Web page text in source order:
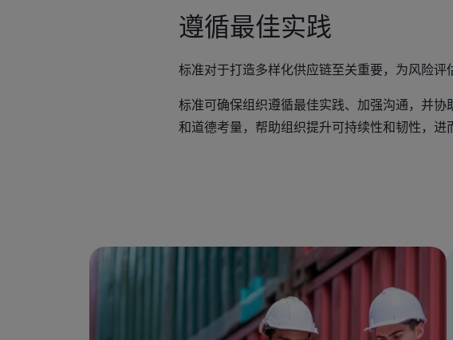
遵循最佳实践
标准对于打造多样化供应链至关重要，为风险评
标准可确保组织遵循最佳实践、加强沟通，并
和道德考量，帮助组织提升可持续性和韧性，